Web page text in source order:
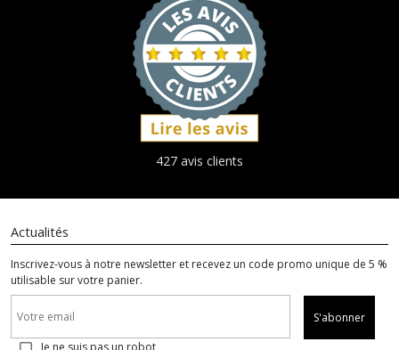
427 avis clients
Actualités
Inscrivez-vous à notre newsletter et recevez un code promo unique de 5 %
utilisable sur votre panier.
S'abonner